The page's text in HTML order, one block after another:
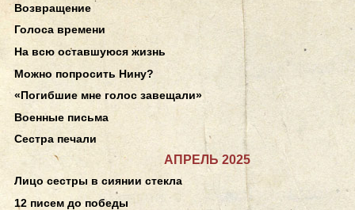
Возвращение
Голоса времени
На всю оставшуюся жизнь
Можно попросить Нину?
«Погибшие мне голос завещали»
Военные письма
Сестра печали
АПРЕЛЬ 2025
Лицо сестры в сиянии стекла
12 писем до победы